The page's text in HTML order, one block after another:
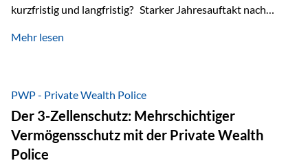
kurzfristig und langfristig? Starker Jahresauftakt nach
Dynamik in das Jahr 2026 gestartet. Zwischen dem
Währungen: +11,5 % Bereits 2025 war ein außergewöhnlich
starkes Jahr: +64,4 % in USD Durchschnitt über alle
Währungen: +56,6 % Langfristig zeigt sich ebenfalls ein
solides…
Mehr lesen
PWP - Private Wealth Police
Der 3-Zellenschutz: Mehrschichtiger
Vermögensschutz mit der Private Wealth
Police